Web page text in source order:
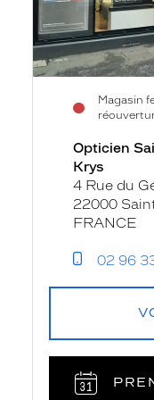
Magasin
Opticien
Krys
4 Rue du
22000
FRANCE
02 96